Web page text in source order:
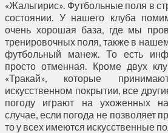
«Жальгирис». Футбольные поля в
состоянии. У нашего клуба
очень хорошая база, где мы
тренировочных поля, также в
футбольный манеж. То есть
просто отменная. Кроме двух
«Тракай», которые
искусственном покрытии, все
погоду играют на ухоженных
случае, если погода не позволяет
то у всех имеются искусственные